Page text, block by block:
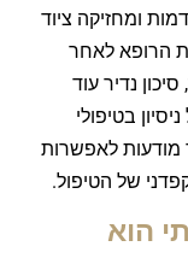
ומחזיקה ציוד
הרופא לאחר
נדיר עוד
בטיפולי
מודעות לאפשרות
של הטיפול.
הוא